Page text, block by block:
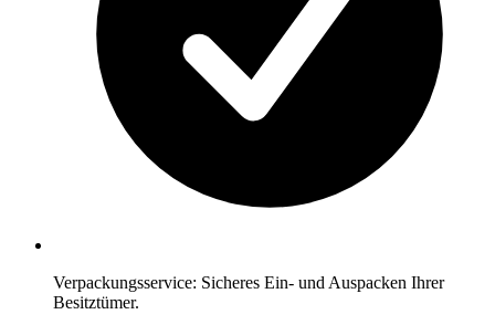
Verpackungsservice: Sicheres Ein- und Auspacken Ihrer
Besitztümer.